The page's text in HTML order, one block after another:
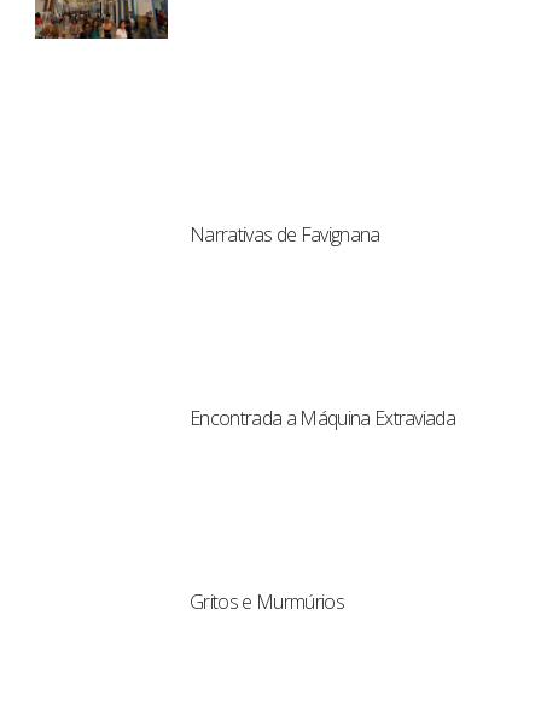
Narrativas de Favignana
Encontrada a Máquina Extraviada
Gritos e Murmúrios